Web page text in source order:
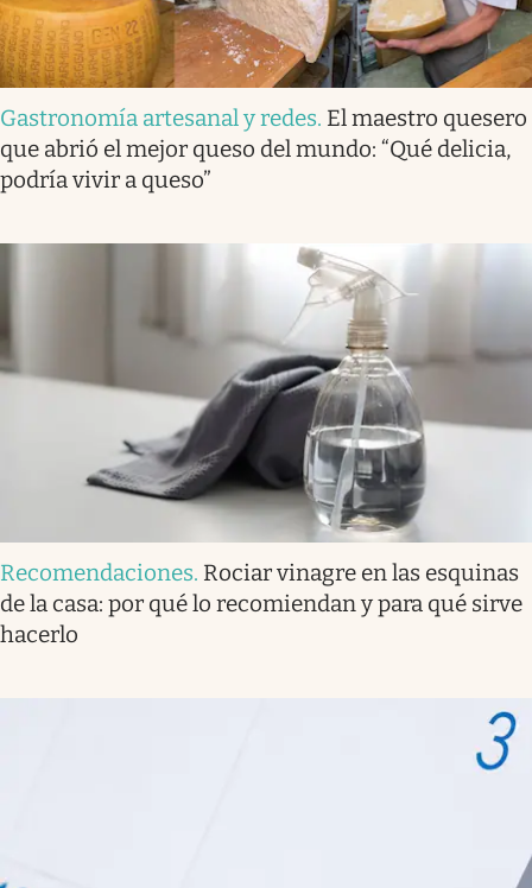
Gastronomía artesanal y redes. El maestro quesero
que abrió el mejor queso del mundo: “Qué delicia,
podría vivir a queso”
Recomendaciones. Rociar vinagre en las esquinas
de la casa: por qué lo recomiendan y para qué sirve
hacerlo